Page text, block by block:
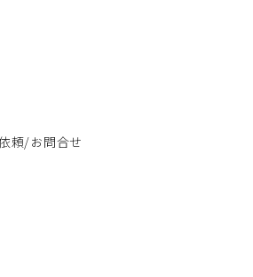
頼/お問合せ